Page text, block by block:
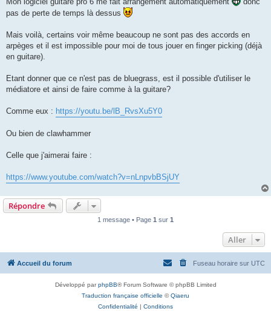
pas de perte de temps là dessus
Mais voilà, certains voir même beaucoup ne sont pas des accords en
arpèges et il est impossible pour moi de tous jouer en finger picking (déjà
en guitare).
Etant donner que ce n'est pas de bluegrass, est il possible d'utiliser le
médiatore et ainsi de faire comme à la guitare?
Comme eux : https://youtu.be/lB_RvsXu5Y0
Ou bien de clawhammer
Celle que j'aimerai faire :
https://www.youtube.com/watch?v=nLnpvbBSjUY
Répondre
1 message • Page 1 sur 1
Aller
Accueil du forum Fuseau horaire sur UTC
Développé parphpBB® Forum Software © phpBB Limited
Traduction française officielle ©Qiaeru
Confidentialité | Conditions